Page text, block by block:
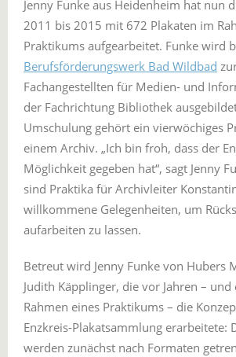
Jenny Funke aus Heidenheim hat nun
2011 bis 2015 mit 672 Plakaten im
Praktikums aufgearbeitet. Funke wird
Berufsförderungswerk Bad Wildbad
Fachangestellten für Medien- und
der Fachrichtung Bibliothek
Umschulung gehört ein vierwöchiges
einem Archiv. „Ich bin froh, dass der
Möglichkeit gegeben hat“, sagt Jenny
sind Praktika für Archivleiter
willkommene Gelegenheiten, um
aufarbeiten zu lassen.
Betreut wird Jenny Funke von Hubers
Judith Käpplinger, die vor Jahren –
Rahmen eines Praktikums – die
Enzkreis-Plakatsammlung erarbeitete:
werden zunächst nach Formaten